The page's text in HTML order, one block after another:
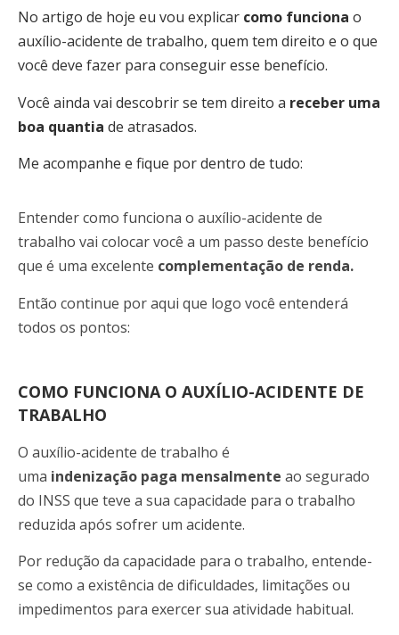
No artigo de hoje eu vou explicar como funciona o
auxílio-acidente de trabalho, quem tem direito e o que
você deve fazer para conseguir esse benefício.
Você ainda vai descobrir se tem direito a receber uma
boa quantia de atrasados.
Me acompanhe e fique por dentro de tudo:
Entender como funciona o auxílio-acidente de
trabalho vai colocar você a um passo deste benefício
que é uma excelente complementação de renda.
Então continue por aqui que logo você entenderá
todos os pontos:
COMO FUNCIONA O AUXÍLIO-ACIDENTE DE
TRABALHO
O auxílio-acidente de trabalho é
uma indenização paga mensalmente ao segurado
do INSS que teve a sua capacidade para o trabalho
reduzida após sofrer um acidente.
Por redução da capacidade para o trabalho, entende-
se como a existência de dificuldades, limitações ou
impedimentos para exercer sua atividade habitual.